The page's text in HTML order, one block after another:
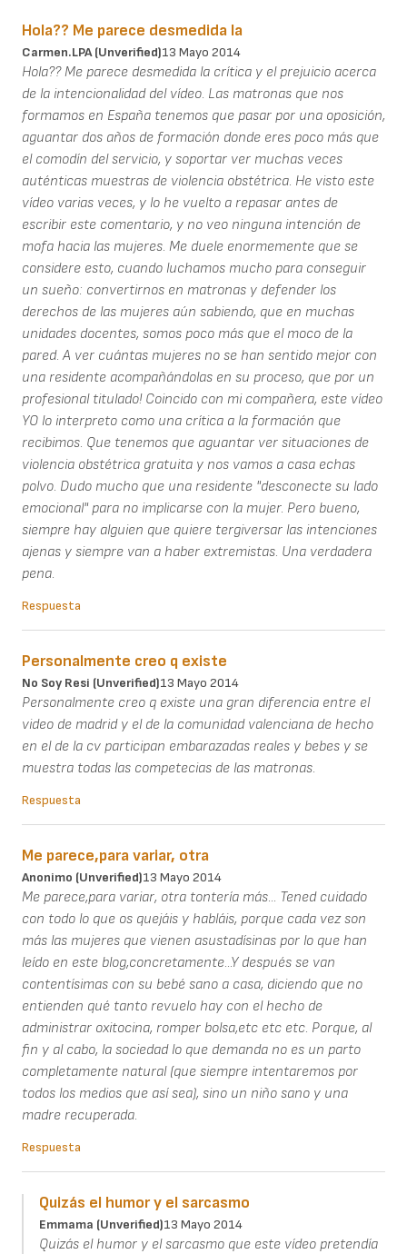
Hola?? Me parece desmedida la
Carmen.LPA (unverified)13 Mayo 2014
Hola?? Me parece desmedida la crítica y el prejuicio acerca
de la intencionalidad del vídeo. Las matronas que nos
formamos en España tenemos que pasar por una oposición,
aguantar dos años de formación donde eres poco más que
el comodín del servicio, y soportar ver muchas veces
auténticas muestras de violencia obstétrica. He visto este
vídeo varias veces, y lo he vuelto a repasar antes de
escribir este comentario, y no veo ninguna intención de
mofa hacia las mujeres. Me duele enormemente que se
considere esto, cuando luchamos mucho para conseguir
un sueño: convertirnos en matronas y defender los
derechos de las mujeres aún sabiendo, que en muchas
unidades docentes, somos poco más que el moco de la
pared. A ver cuántas mujeres no se han sentido mejor con
una residente acompañándolas en su proceso, que por un
profesional titulado! Coincido con mi compañera, este vídeo
YO lo interpreto como una crítica a la formación que
recibimos. Que tenemos que aguantar ver situaciones de
violencia obstétrica gratuita y nos vamos a casa echas
polvo. Dudo mucho que una residente "desconecte su lado
emocional" para no implicarse con la mujer. Pero bueno,
siempre hay alguien que quiere tergiversar las intenciones
ajenas y siempre van a haber extremistas. Una verdadera
pena.
Respuesta
Personalmente creo q existe
No Soy Resi (unverified)13 Mayo 2014
Personalmente creo q existe una gran diferencia entre el
video de madrid y el de la comunidad valenciana de hecho
en el de la cv participan embarazadas reales y bebes y se
muestra todas las competecias de las matronas.
Respuesta
Me parece,para variar, otra
Anonimo (unverified)13 Mayo 2014
Me parece,para variar, otra tontería más... Tened cuidado
con todo lo que os quejáis y habláis, porque cada vez son
más las mujeres que vienen asustadísinas por lo que han
leído en este blog,concretamente...Y después se van
contentísimas con su bebé sano a casa, diciendo que no
entienden qué tanto revuelo hay con el hecho de
administrar oxitocina, romper bolsa,etc etc etc. Porque, al
fin y al cabo, la sociedad lo que demanda no es un parto
completamente natural (que siempre intentaremos por
todos los medios que así sea), sino un niño sano y una
madre recuperada.
Respuesta
Quizás el humor y el sarcasmo
Emmama (unverified)13 Mayo 2014
Quizás el humor y el sarcasmo que este vídeo pretendía